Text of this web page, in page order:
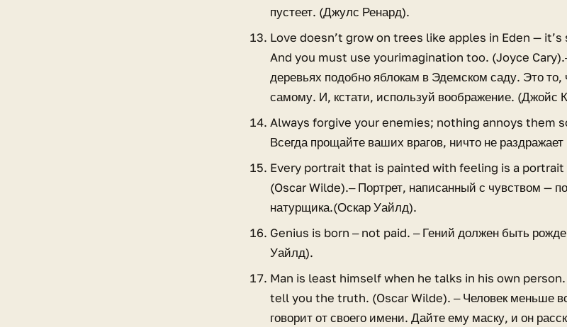
пустеет. (Джулс Ренард).
Love doesn’t grow on trees like apples in Eden —
And you must use yourimagination too. (Joyce
деревьях подобно яблокам в Эдемском саду. Это то,
самому. И, кстати, используй воображение. (Джойс
Always forgive your enemies; nothing annoys them
Всегда прощайте ваших врагов, ничто не
Every portrait that is painted with feeling is a
(Oscar Wilde).‒ Портрет, написанный с чувством —
натурщика.(Оскар Уайлд).
Genius is born ‒ not paid. ‒ Гений должен быть
Уайлд).
Man is least himself when he talks in his own
tell you the truth. (Oscar Wilde). ‒ Человек меньше
говорит от своего имени. Дайте ему маску, и он